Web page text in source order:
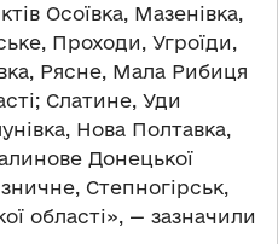
Осоївка, Мазенівка,
Проходи, Угроїди,
Рясне, Мала Рибиця
Слатине, Уди
Нова Полтавка,
Донецької
Степногірськ,
області», — зазначили